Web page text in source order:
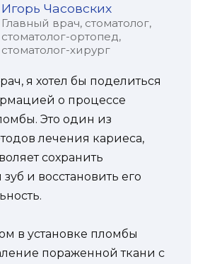
Игорь Часовских
Главный врач, стоматолог,
стоматолог-ортопед,
стоматолог-хирург
я хотел бы поделиться
о процессе
Это один из
лечения кариеса,
сохранить
и восстановить его
в установке пломбы
пораженной ткани с